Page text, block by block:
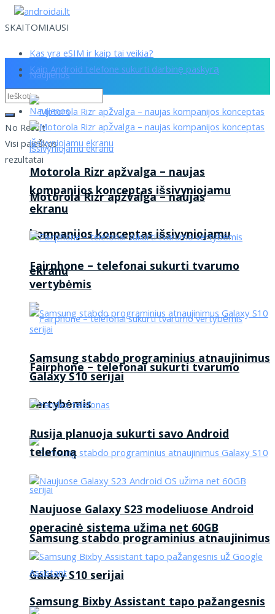
SKAITOMIAUSI
Kas yra eSIM ir kaip tai veikia?
Kaip Android telefone sukurti darbinę paskyrą
No Result
Visi paieškos
rezultatai
Naujienos
Motorola Rizr apžvalga – naujas
kompanijos konceptas išsivyniojamu
ekranu
Fairphone – telefonai sukurti tvarumo
vertybėmis
Samsung stabdo programinius atnaujinimus
Galaxy S10 serijai
Naujienos
Motorola Rizr apžvalga – naujas
kompanijos konceptas išsivyniojamu
ekranu
Fairphone – telefonai sukurti tvarumo
vertybėmis
Samsung stabdo programinius atnaujinimus
Galaxy S10 serijai
Rusija planuoja sukurti savo Android
telefoną
Naujuose Galaxy S23 modeliuose Android
operacinė sistema užima net 60GB
Samsung Bixby Assistant tapo pažangesnis